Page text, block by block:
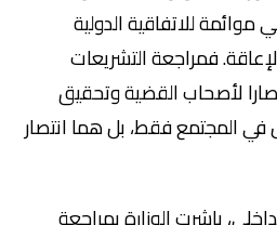
موائمة للاتفاقية الدولية
فمراجعة التشريعات
لأصحاب القضية وتحقيق
في المجتمع فقط، بل هما انتصار
باشرت الوزارة بمراجعة